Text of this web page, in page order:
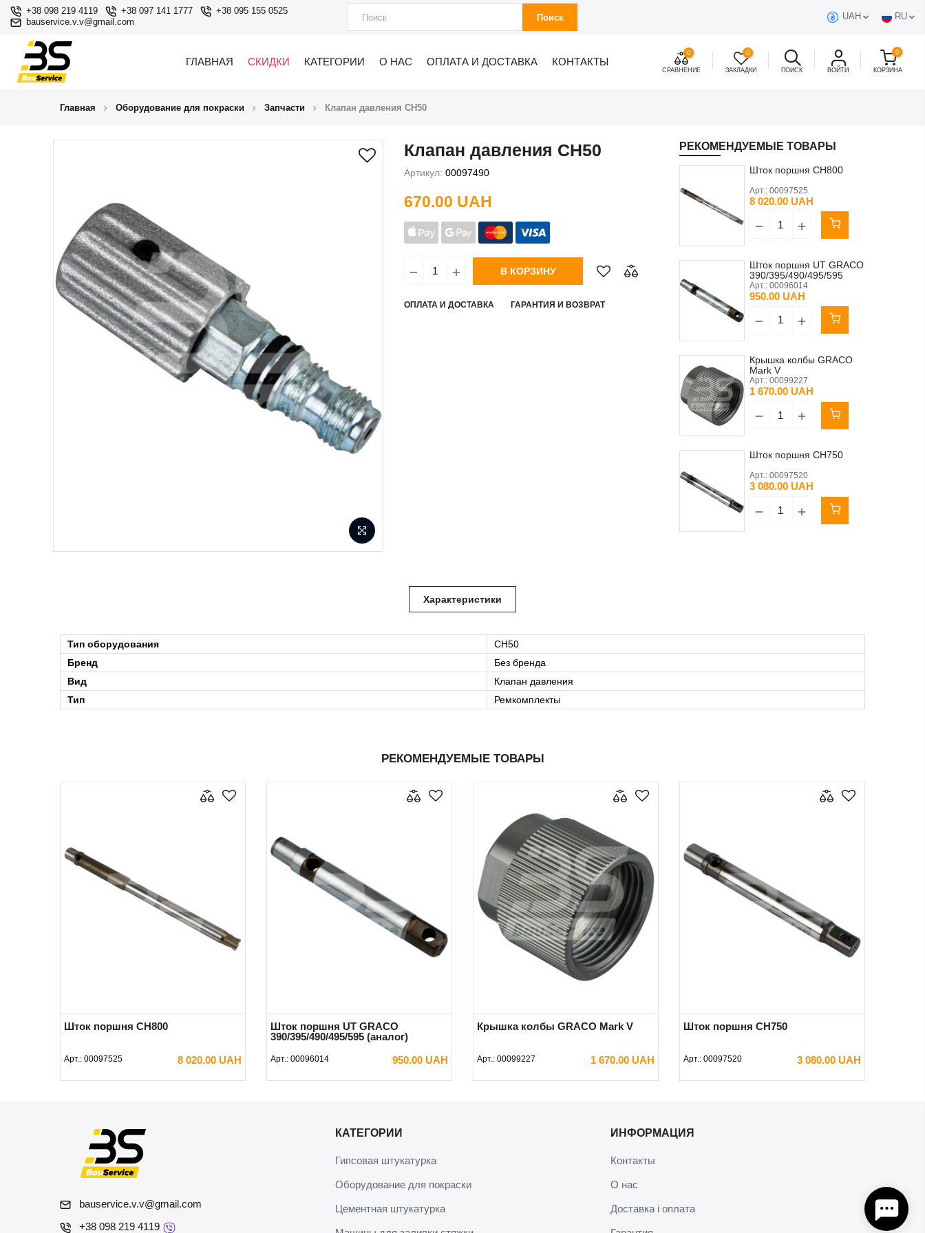
+38 098 219 4119 +38 097 141 1777
+38 095 155 0525
bauservice.v.v@gmail.com
Поиск UAH RU
ГЛАВНАЯ СКИДКИ КАТЕГОРИИ О НАС ОПЛАТА И ДОСТАВКА КОНТАКТЫ
0
СРАВНЕНИЕ
0
ЗАКЛАДКИ ПОИСК ВОЙТИ
0
КОРЗИНА
Главная Оборудование для покраски Запчасти Клапан давления CH50
Клапан давления CH50
Артикул: 00097490
670.00 UAH
В КОРЗИНУ
ОПЛАТА И ДОСТАВКА ГАРАНТИЯ И ВОЗВРАТ
РЕКОМЕНДУЕМЫЕ ТОВАРЫ
Шток поршня CH800
Арт.: 00097525
8 020.00 UAH
Шток поршня UT GRACO
390/395/490/495/595
(аналог)
Арт.: 00096014
950.00 UAH
Крышка колбы GRACO
Mark V
Арт.: 00099227
1 670.00 UAH
Шток поршня CH750
Арт.: 00097520
3 080.00 UAH
Характеристики
Тип оборудования
CH50
Бренд
Без бренда
Вид
Клапан давления
Тип
Ремкомплекты
РЕКОМЕНДУЕМЫЕ ТОВАРЫ
Шток поршня CH800
Арт.: 00097525 8 020.00 UAH
В КОРЗИНУ
Шток поршня UT GRACO
390/395/490/495/595 (аналог)
Арт.: 00096014 950.00 UAH
В КОРЗИНУ
Крышка колбы GRACO Mark V
Арт.: 00099227 1 670.00 UAH
В КОРЗИНУ
Шток поршня CH750
Арт.: 00097520 3 080.00 UAH
В КОРЗИНУ
bauservice.v.v@gmail.com
+38 098 219 4119
КАТЕГОРИИ
Гипсовая штукатурка
Оборудование для покраски
Цементная штукатурка
ИНФОРМАЦИЯ
Контакты
О нас
Доставка і оплата